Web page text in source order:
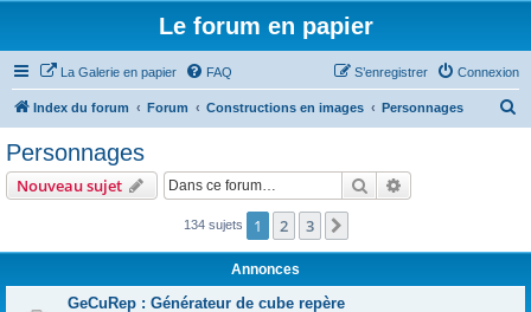
Le forum en papier
La Galerie en papier FAQ Connexion
S’enregistrer
Index du forum Forum Constructions en images Personnages
Personnages
Nouveau sujet Rechercher
134 sujets 1 2 3
Annonces
GeCuRep : Générateur de cube repère